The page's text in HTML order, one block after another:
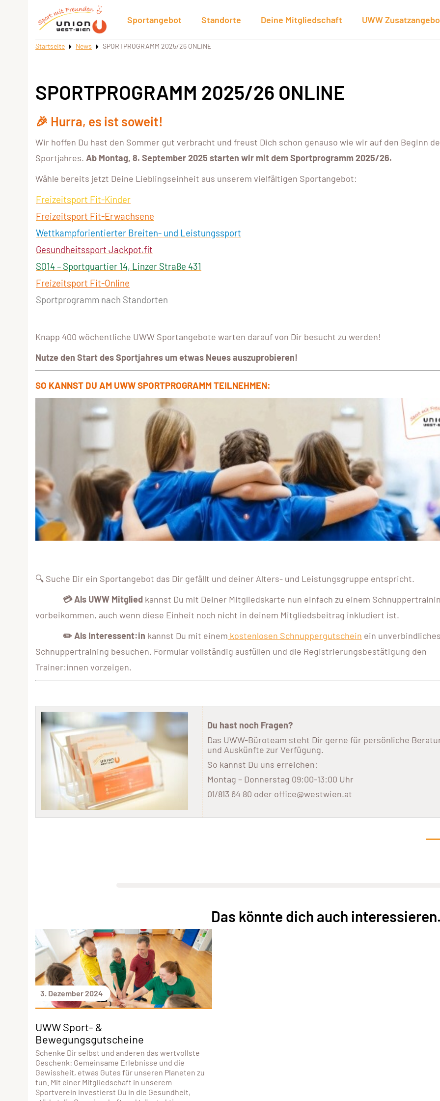
Sportangebot Standorte Deine Mitgliedschaft UWW
Startseite News SPORTPROGRAMM 2025/26 ONLINE
SPORTPROGRAMM 2025/26 ONLINE
🎉 Hurra, es ist soweit!
Wir hoffen Du hast den Sommer gut verbracht und freust Dich schon genauso wie wir auf den Beginn
Sportjahres. Ab Montag, 8. September 2025 starten wir mit dem Sportprogramm 2025/26.
Wähle bereits jetzt Deine Lieblingseinheit aus unserem vielfältigen Sportangebot:
Freizeitsport Fit-Kinder
Freizeitsport Fit-Erwachsene
Wettkampforientierter Breiten- und Leistungssport
Gesundheitssport Jackpot.fit
SQ14 – Sportquartier 14, Linzer Straße 431
Freizeitsport Fit-Online
Sportprogramm nach Standorten
Knapp 400 wöchentliche UWW Sportangebote warten darauf von Dir besucht zu werden!
Nutze den Start des Sportjahres um etwas Neues auszuprobieren!
SO KANNST DU AM UWW SPORTPROGRAMM TEILNEHMEN:
🔍 Suche Dir ein Sportangebot das Dir gefällt und deiner Alters- und Leistungsgruppe entspricht.
💳Als UWW Mitglied kannst Du mit Deiner Mitgliedskarte nun einfach zu einem
vorbeikommen, auch wenn diese Einheit noch nicht in deinem Mitgliedsbeitrag inkludiert ist.
✏️Als Interessent:in kannst Du mit einem kostenlosen Schnuppergutschein ein
Schnuppertraining besuchen. Formular vollständig ausfüllen und die Registrierungsbestätigung den
Trainer:innen vorzeigen.
Du hast noch Fragen?
Das UWW-Büroteam steht Dir gerne für persönliche
und Auskünfte zur Verfügung.
So kannst Du uns erreichen:
Montag – Donnerstag 09:00-13:00 Uhr
01/813 64 80 oder office@westwien.at
Das könnte dich auch
3. Dezember 2024
UWW Sport- &
Bewegungsgutscheine
Schenke Dir selbst und anderen das wertvollste
Geschenk: Gemeinsame Erlebnisse und die
Gewissheit, etwas Gutes für unseren Planeten zu
tun. Mit einer Mitgliedschaft in unserem
Sportverein investierst Du in die Gesundheit,